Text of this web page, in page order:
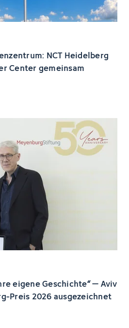
NCT Heidelberg
Center gemeinsam
eigene Geschichte“ – Aviv
Preis 2026 ausgezeichnet